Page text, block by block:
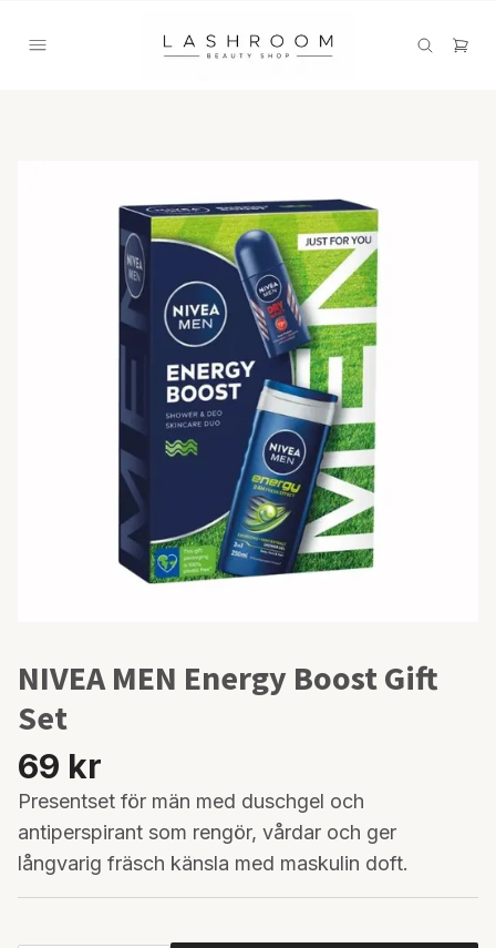
NIVEA MEN Energy Boost Gift
Set
69 kr
Presentset för män med duschgel och
antiperspirant som rengör, vårdar och ger
långvarig fräsch känsla med maskulin doft.